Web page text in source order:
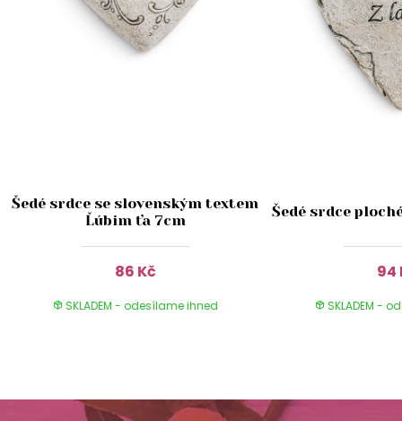
Šedé srdce se slovenským textem
Ľúbim ťa 7cm
86 Kč
SKLADEM - odesílame ihned
Šedé srdce
94
SKLADEM -